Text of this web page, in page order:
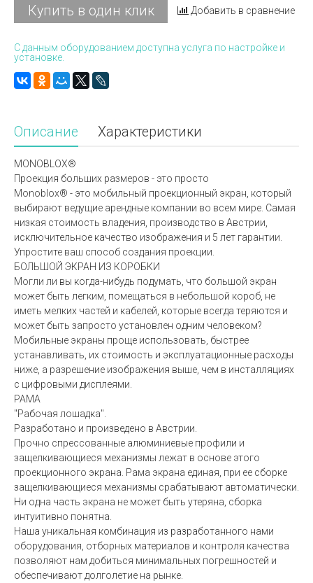
Купить в один клик Добавить в сравнение
С данным оборудованием доступна услуга по настройке и
установке.
Описание Характеристики
MONOBLOX®
Проекция больших размеров - это просто
Monoblox® - это мобильный проекционный экран, который
выбирают ведущие арендные компании во всем мире. Самая
низкая стоимость владения, производство в Австрии,
исключительное качество изображения и 5 лет гарантии.
Упростите ваш способ создания проекции.
БОЛЬШОЙ ЭКРАН ИЗ КОРОБКИ
Могли ли вы когда-нибудь подумать, что большой экран
может быть легким, помещаться в небольшой короб, не
иметь мелких частей и кабелей, которые всегда теряются и
может быть запросто установлен одним человеком?
Мобильные экраны проще использовать, быстрее
устанавливать, их стоимость и эксплуатационные расходы
ниже, а разрешение изображения выше, чем в инсталляциях
с цифровыми дисплеями.
РАМА
"Рабочая лошадка".
Разработано и произведено в Австрии.
Прочно спрессованные алюминиевые профили и
защелкивающиеся механизмы лежат в основе этого
проекционного экрана. Рама экрана единая, при ее сборке
защелкивающиеся механизмы срабатывают автоматически.
Ни одна часть экрана не может быть утеряна, сборка
интуитивно понятна.
Наша уникальная комбинация из разработанного нами
оборудования, отборных материалов и контроля качества
позволяют нам добиться минимальных погрешностей и
обеспечивают долголетие на рынке.